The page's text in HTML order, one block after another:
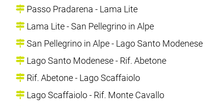
Passo Pradarena - Lama Lite
Lama Lite - San Pellegrino in Alpe
San Pellegrino in Alpe - Lago Santo Modenese
Lago Santo Modenese - Rif. Abetone
Rif. Abetone - Lago Scaffaiolo
Lago Scaffaiolo - Rif. Monte Cavallo